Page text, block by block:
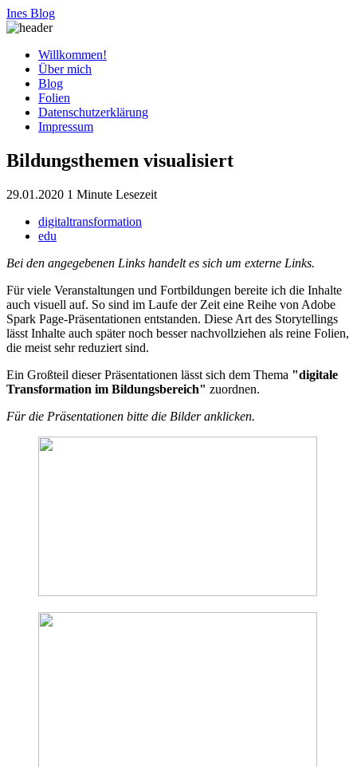
Ines Blog
Willkommen!
Über mich
Blog
Folien
Datenschutzerklärung
Impressum
Bildungsthemen visualisiert
29.01.2020 1 Minute Lesezeit
digitaltransformation
edu
Bei den angegebenen Links handelt es sich um externe Links.
Für viele Veranstaltungen und Fortbildungen bereite ich die Inhalte
auch visuell auf. So sind im Laufe der Zeit eine Reihe von Adobe
Spark Page-Präsentationen entstanden. Diese Art des Storytellings
lässt Inhalte auch später noch besser nachvollziehen als reine Folien,
die meist sehr reduziert sind.
Ein Großteil dieser Präsentationen lässt sich dem Thema "digitale
Transformation im Bildungsbereich" zuordnen.
Für die Präsentationen bitte die Bilder anklicken.